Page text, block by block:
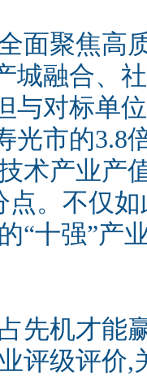
聚焦高
城融合、
与对标单
光市的3.8
术产业产
点。不仅
“十强”产
机才能赢
评级评价,